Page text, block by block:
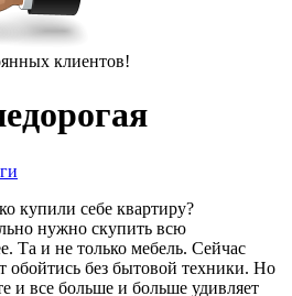
клиентов!
купили себе квартиру?
нужно скупить всю
Та и не только мебель. Сейчас
обойтись без бытовой техники. Но
и все больше и больше удивляет